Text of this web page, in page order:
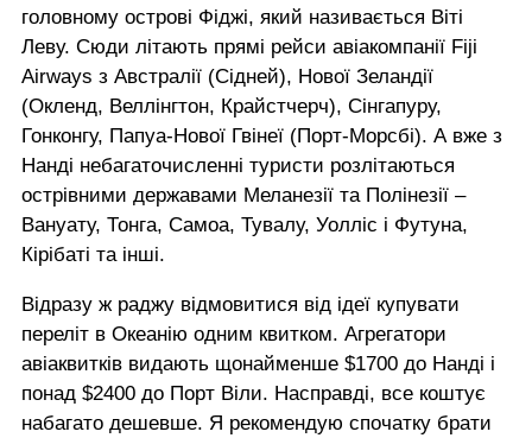
головному острові Фіджі, який називається Віті
Леву. Сюди літають прямі рейси авіакомпанії Fiji
Airways з Австралії (Сідней), Нової Зеландії
(Окленд, Веллінгтон, Крайстчерч), Сінгапуру,
Гонконгу, Папуа-Нової Гвінеї (Порт-Морсбі). А вже з
Нанді небагаточисленні туристи розлітаються
острівними державами Меланезії та Полінезії –
Вануату, Тонга, Самоа, Тувалу, Уолліс і Футуна,
Кірібаті та інші.
Відразу ж раджу відмовитися від ідеї купувати
переліт в Океанію одним квитком. Агрегатори
авіаквитків видають щонайменше $1700 до Нанді і
понад $2400 до Порт Віли. Насправді, все коштує
набагато дешевше. Я рекомендую спочатку брати